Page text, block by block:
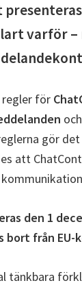
varför –
för
gör
att
den 1
från EU-
tänkbara